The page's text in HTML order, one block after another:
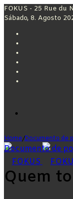
FOKUS - 25 Rue
Sábado, 8. Agosto
Home/Documento de
Documento de
Quem